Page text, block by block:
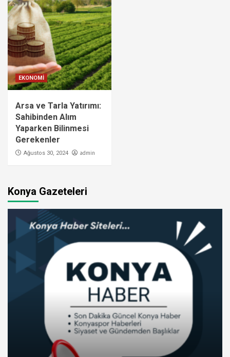
EKONOMİ
Arsa ve Tarla Yatırımı:
Sahibinden Alım
Yaparken Bilinmesi
Gerekenler
Ağustos 30, 2024 admin
Konya Gazeteleri